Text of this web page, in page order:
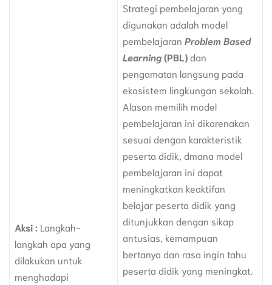
Aksi : Langkah-
langkah apa yang
dilakukan untuk
menghadapi
Strategi pembelajaran yang
digunakan adalah model
pembelajaran Problem Based
Learning(PBL)dan
pengamatan langsung pada
ekosistem lingkungan sekolah.
Alasan memilih model
pembelajaran ini dikarenakan
sesuai dengan karakteristik
peserta didik, dmana model
pembelajaran ini dapat
meningkatkan keaktifan
belajar peserta didik yang
ditunjukkan dengan sikap
antusias, kemampuan
bertanya dan rasa ingin tahu
peserta didik yang meningkat.